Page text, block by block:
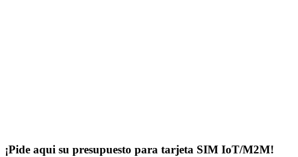
¡Pide aqui su presupuesto para tarjeta SIM IoT/M2M!